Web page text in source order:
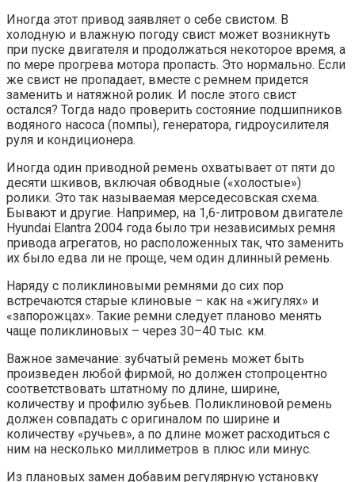
Иногда этот привод заявляет о себе свистом. В
холодную и влажную погоду свист может возникнуть
при пуске двигателя и продолжаться некоторое время, а
по мере прогрева мотора пропасть. Это нормально. Если
же свист не пропадает, вместе с ремнем придется
заменить и натяжной ролик. И после этого свист
остался? Тогда надо проверить состояние подшипников
водяного насоса (помпы), генератора, гидроусилителя
руля и кондиционера.
Иногда один приводной ремень охватывает от пяти до
десяти шкивов, включая обводные («холостые»)
ролики. Это так называемая мерседесовская схема.
Бывают и другие. Например, на 1,6-литровом двигателе
Hyundai Elantra 2004 года было три независимых ремня
привода агрегатов, но расположенных так, что заменить
их было едва ли не проще, чем один длинный ремень.
Наряду с поликлиновыми ремнями до сих пор
встречаются старые клиновые – как на «жигулях» и
«запорожцах». Такие ремни следует планово менять
чаще поликлиновых – через 30–40 тыс. км.
Важное замечание: зубчатый ремень может быть
произведен любой фирмой, но должен стопроцентно
соответствовать штатному по длине, ширине,
количеству и профилю зубьев. Поликлиновой ремень
должен совпадать с оригиналом по ширине и
количеству «ручьев», а по длине может расходиться с
ним на несколько миллиметров в плюс или минус.
Из плановых замен добавим регулярную установку